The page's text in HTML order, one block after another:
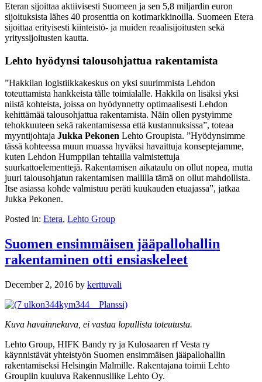
Eteran sijoittaa aktiivisesti Suomeen ja sen 5,8 miljardin euron
sijoituksista lähes 40 prosenttia on kotimarkkinoilla. Suomeen Etera
sijoittaa erityisesti kiinteistö- ja muiden reaalisijoitusten sekä
yrityssijoitusten kautta.
Lehto hyödynsi talousohjattua rakentamista
”Hakkilan logistiikkakeskus on yksi suurimmista Lehdon
toteuttamista hankkeista tälle toimialalle. Hakkila on lisäksi yksi
niistä kohteista, joissa on hyödynnetty optimaalisesti Lehdon
kehittämää talousohjattua rakentamista. Näin ollen pystyimme
tehokkuuteen sekä rakentamisessa että kustannuksissa”, toteaa
myyntijohtaja Jukka Pekonen Lehto Groupista. ”Hyödynsimme
tässä kohteessa muun muassa hyväksi havaittuja konseptejamme,
kuten Lehdon Humppilan tehtailla valmistettuja
suurkattoelementtejä. Rakentamisen aikataulu on ollut nopea, mutta
juuri talousohjatun rakentamisen mallilla tämä on ollut mahdollista.
Itse asiassa kohde valmistuu peräti kuukauden etuajassa”, jatkaa
Jukka Pekonen.
Posted in: Etera, Lehto Group
Suomen ensimmäisen jääpallohallin
rakentaminen otti ensiaskeleet
December 2, 2016 by kerttuvali
Kuva havainnekuva, ei vastaa lopullista toteutusta.
Lehto Group, HIFK Bandy ry ja Kulosaaren rf Vesta ry
käynnistävät yhteistyön Suomen ensimmäisen jääpallohallin
rakentamiseksi Helsingin Malmille. Rakentajana toimii Lehto
Groupiin kuuluva Rakennusliike Lehto Oy.